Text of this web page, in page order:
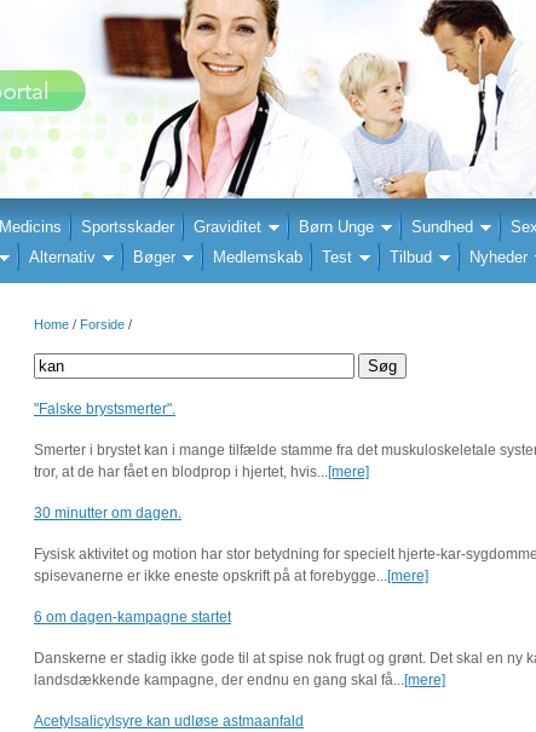
Medicins Sportsskader Graviditet Børn Unge Sundhed
Alternativ Bøger Medlemskab Test Tilbud Nyheder
Home / Forside /
"Falske brystsmerter".
Smerter i brystet kan i mange tilfælde stamme fra det muskuloskeletale
tror, at de har fået en blodprop i hjertet, hvis...[mere]
30 minutter om dagen.
Fysisk aktivitet og motion har stor betydning for specielt hjerte-kar-
spisevanerne er ikke eneste opskrift på at forebygge...[mere]
6 om dagen-kampagne startet
Danskerne er stadig ikke gode til at spise nok frugt og grønt. Det skal en ny
landsdækkende kampagne, der endnu en gang skal få... [mere]
Acetylsalicylsyre kan udløse astmaanfald